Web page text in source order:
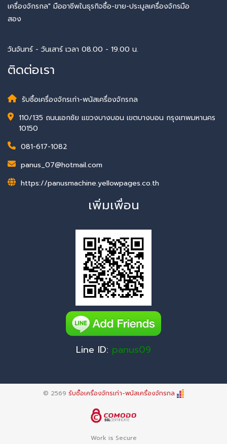
เครื่องจักรกล" มืออาชีพในธุรกิจซื้อ-ขาย-ประมูลเครื่องจักรมือ
สอง
วันจันทร์ - วันเสาร์ เวลา 08.00 - 19.00 น.
ติดต่อเรา
รับซื้อเครื่องจักรเก่า-พนัสเครื่องจักรกล
110/135 ถนนเอกชัย แขวงบางบอน เขตบางบอน กรุงเทพมหานคร
10150
081-617-1082
panus_07@hotmail.com
https://panusmachine.yellowpages.co.th
เพิ่มเพื่อน
Line ID: panus09
© 2569 รับซื้อเครื่องจักรเก่า-พนัสเครื่องจักรกล
Work is Secure